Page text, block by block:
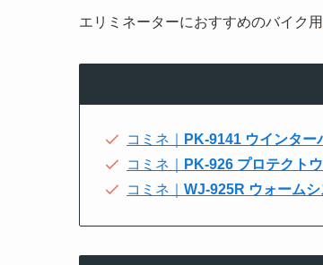
エリミネーターにおすすめのバイク用
コミネ｜
PK-9141 ウインタ
コミネ｜
PK-926 プロテクト
コミネ｜ WJ-925R ウォーム